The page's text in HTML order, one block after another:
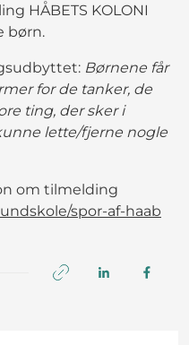
HÅBETS KOLONI
børn.
Børnene får
for de tanker, de
ting, der sker i
lette/fjerne nogle
om tilmelding
spor-af-haab